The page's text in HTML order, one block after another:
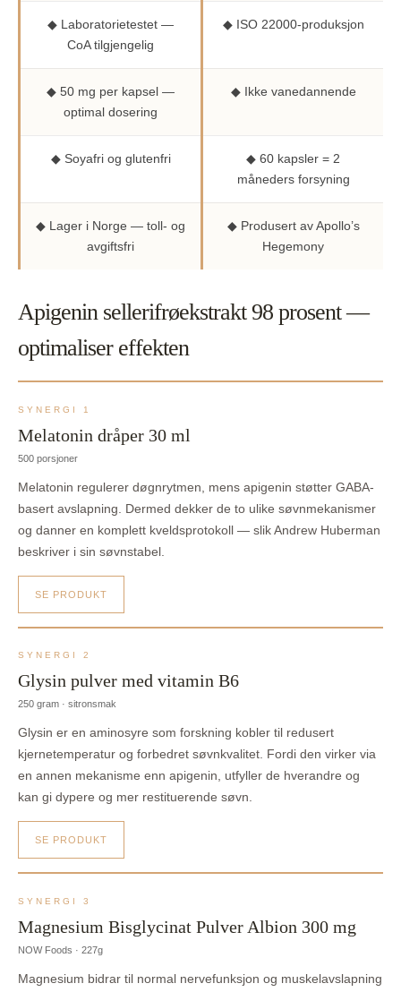
◆ Laboratorietestet —
CoA tilgjengelig
◆ ISO 22000-produksjon
◆ 50 mg per kapsel —
optimal dosering
◆ Ikke vanedannende
◆ Soyafri og glutenfri
◆ 60 kapsler = 2
måneders forsyning
◆ Lager i Norge — toll- og
avgiftsfri
◆ Produsert av Apollo’s
Hegemony
Apigenin sellerifrøekstrakt 98 prosent —
optimaliser effekten
SYNERGI 1
Melatonin dråper 30 ml
500 porsjoner
Melatonin regulerer døgnrytmen, mens apigenin støtter GABA-
basert avslapning. Dermed dekker de to ulike søvnmekanismer
og danner en komplett kveldsprotokoll — slik Andrew Huberman
beskriver i sin søvnstabel.
SE PRODUKT
SYNERGI 2
Glysin pulver med vitamin B6
250 gram · sitronsmak
Glysin er en aminosyre som forskning kobler til redusert
kjernetemperatur og forbedret søvnkvalitet. Fordi den virker via
en annen mekanisme enn apigenin, utfyller de hverandre og
kan gi dypere og mer restituerende søvn.
SE PRODUKT
SYNERGI 3
Magnesium Bisglycinat Pulver Albion 300 mg
NOW Foods · 227g
Magnesium bidrar til normal nervefunksjon og muskelavslapning